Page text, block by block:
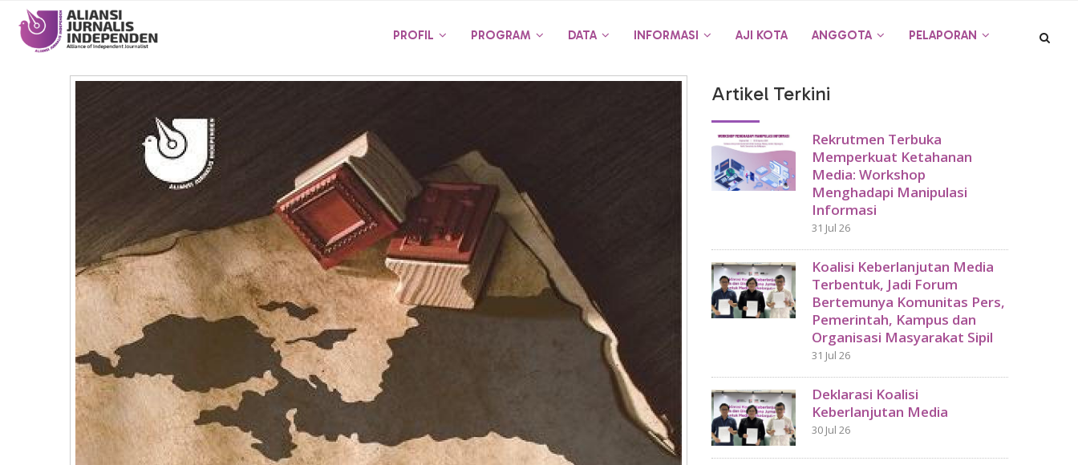
PROFIL PROGRAM DATA INFORMASI AJI KOTA ANGGOTA PELAPORAN
Artikel Terkini
Rekrutmen Terbuka
Memperkuat Ketahanan
Media: Workshop
Menghadapi Manipulasi
Informasi
31 Jul 26
Koalisi Keberlanjutan Media
Terbentuk, Jadi Forum
Bertemunya Komunitas Pers,
Pemerintah, Kampus dan
Organisasi Masyarakat Sipil
31 Jul 26
Deklarasi Koalisi
Keberlanjutan Media
30 Jul 26